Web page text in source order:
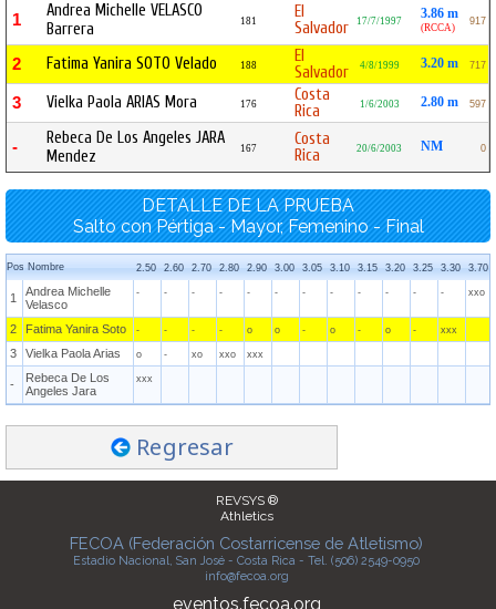
1
Andrea Michelle VELASCO
Barrera
181
El
Salvador
17/7/1997 3.86 m
(RCCA)
917
2 Fatima Yanira SOTO Velado 188
El
Salvador
4/8/1999 3.20 m 717
3 Vielka Paola ARIAS Mora 176
Costa
Rica
1/6/2003 2.80 m 597
-
Rebeca De Los Angeles JARA
Mendez
167
Costa
Rica
20/6/2003 NM 0
DETALLE DE LA PRUEBA
Salto con Pértiga - Mayor, Femenino - Final
Pos Nombre 2.50 2.60 2.70 2.80 2.90 3.00 3.05 3.10 3.15 3.20 3.25 3.30 3.70
1
Andrea Michelle
Velasco
- - - - - - - - - - - - xxo
2 Fatima Yanira Soto - - - - o o - o - o - xxx
3 Vielka Paola Arias o - xo xxo xxx
-
Rebeca De Los
Angeles Jara
xxx
Regresar
REVSYS ®
Athletics
FECOA (Federación Costarricense de Atletismo)
Estadio Nacional, San José - Costa Rica - Tel. (506) 2549-0950
info@fecoa.org
eventos.fecoa.org